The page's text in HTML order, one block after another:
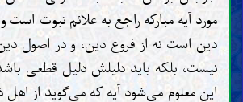
مورد آیه مبارکه راجع به علائم نبوت
دین است نه از فروع دین، و در اصول
نیست، بلکه باید دلیلش دلیل قطعی
این معلوم می‌شود آیه که می‌گوید از اهل